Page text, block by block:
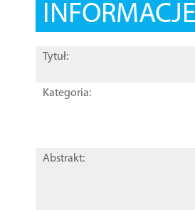
Tytuł:
Kategoria:
Abstrakt: